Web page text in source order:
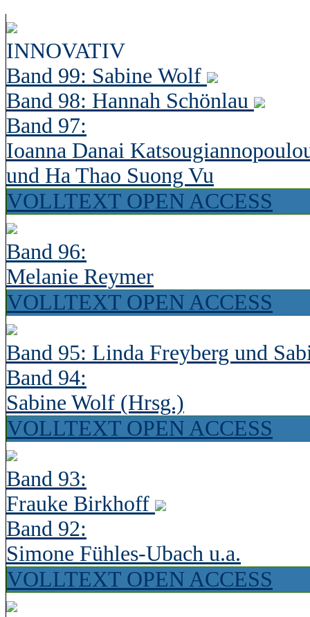
INNOVATIV
Band 99: Sabine Wolf
Band 98: Hannah Schönlau
Band 97:
Ioanna Danai
und Ha Thao Suong Vu
VOLLTEXT OPEN ACCESS
Band 96:
Melanie Reymer
VOLLTEXT OPEN ACCESS
Band 95: Linda Freyberg und
Band 94:
Sabine Wolf (Hrsg.)
VOLLTEXT OPEN ACCESS
Band 93:
Frauke Birkhoff
Band 92:
Simone Fühles-Ubach u.a.
VOLLTEXT OPEN ACCESS